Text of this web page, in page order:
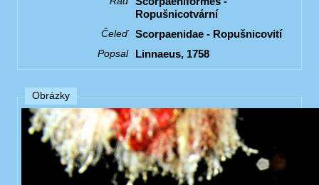
Ropušnicotvární
Čeleď Scorpaenidae - Ropušnicovití
Popsal Linnaeus, 1758
Obrázky